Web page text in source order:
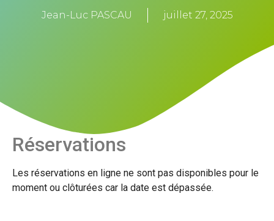
Jean-Luc PASCAU juillet 27, 2025
Réservations
Les réservations en ligne ne sont pas disponibles pour le
moment ou clôturées car la date est dépassée.